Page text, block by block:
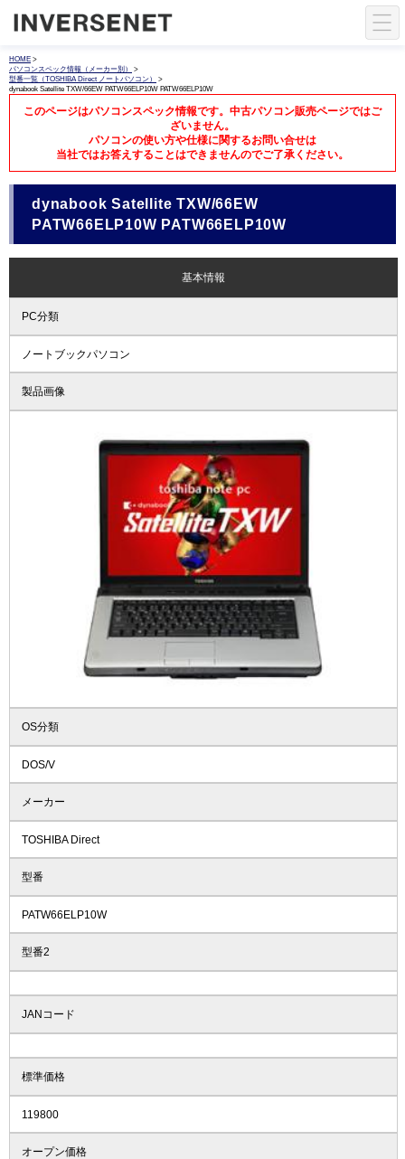
HOME >
パソコンスペック情報（メーカー別）
>
型番一覧（TOSHIBA Direct ノートパソコン）
>
dynabook Satellite TXW/66EW PATW66ELP10W PATW66ELP10W
このページはパソコンスペック情報です。中古パソコン販売ページではご
ざいません。
パソコンの使い方や仕様に関するお問い合せは
当社ではお答えすることはできませんのでご了承ください。
dynabook Satellite TXW/66EW
PATW66ELP10W PATW66ELP10W
基本情報
PC分類
ノートブックパソコン
製品画像
OS分類
DOS/V
メーカー
TOSHIBA Direct
型番
PATW66ELP10W
型番2
JANコード
標準価格
119800
オープン価格